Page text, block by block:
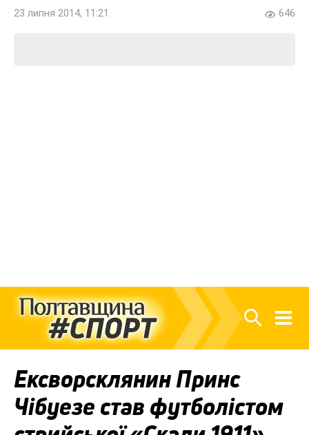
23 липня 2014, 11:21 646
Ексворсклянин Принс
Чібуезе став футболістом